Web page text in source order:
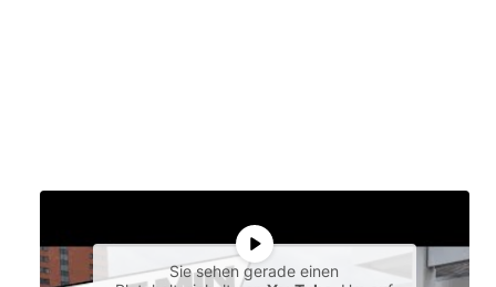
Sie sehen gerade einen